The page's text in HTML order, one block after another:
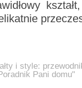
i style:
Pani domu"